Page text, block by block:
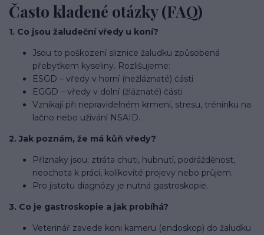
Často kladené otázky (FAQ)
1. Co jsou žaludeční vředy u koní?
Jsou to poškození sliznice žaludku způsobená
přebytkem kyseliny. Rozlišujeme:
ESGD – vředy v horní (nežláznaté) části
EGGD – vředy v dolní (žláznaté) části
Vznikají při nepravidelném krmení, stresu, tréninku na
lačno nebo užívání NSAID.
2. Jak poznám, že má kůň vředy?
Příznaky jsou: ztráta chuti, hubnutí, podrážděnost,
neochota k práci, kolikovité projevy nebo průjem.
Pro jistotu diagnózy je nutná gastroskopie.
3. Co je gastroskopie a jak probíhá?
Veterinář zavede koni kameru (endoskop) do žaludku